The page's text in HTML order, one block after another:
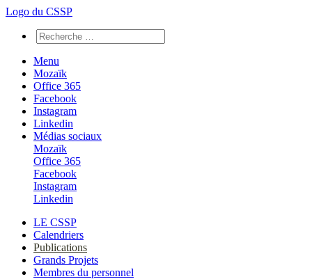
Logo du CSSP
Menu
Mozaïk
Office 365
Facebook
Instagram
Linkedin
Médias sociaux
Mozaïk
Office 365
Facebook
Instagram
Linkedin
LE CSSP
Calendriers
Publications
Grands Projets
Membres du personnel